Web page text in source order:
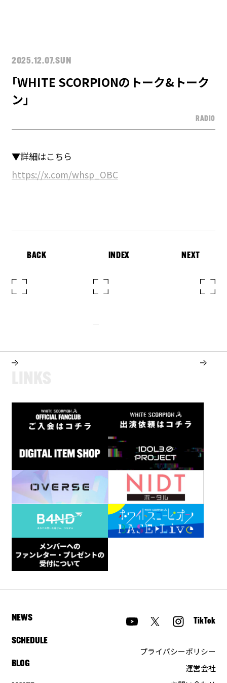
2025.12.07.SUN
｢WHITE SCORPIONのトーク&トーク
ン｣
RADIO
▼詳細はこちら
https://x.com/whsp_OBC
BACK INDEX NEXT
NEWS
SCHEDULE
BLOG
TikTok
プライバシーポリシー
運営会社